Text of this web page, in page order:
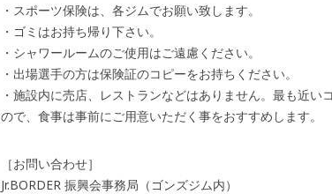
・スポーツ保険は、各ジムでお願い致します。
・ゴミはお持ち帰り下さい。
・シャワールームのご使用はご遠慮ください。
・出場選手の方は保険証のコピーをお持ちください。
・施設内に売店、レストランなどはありません。最も近
ので、食事は事前にご用意いただく事をおすすめします。
［お問い合わせ］
Jr.BORDER 振興会事務局（ゴンズジム内）